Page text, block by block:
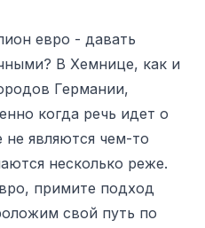
евро - давать
В Хемнице, как и
Германии,
когда речь идет о
не являются чем-то
несколько реже.
примите подход
свой путь по